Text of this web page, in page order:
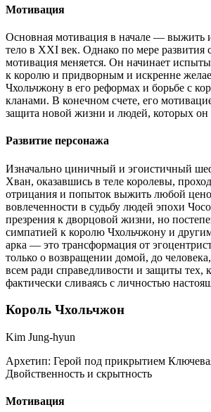
Мотивация
Основная мотивация в начале — выжить
тело в XXI век. Однако по мере развития
мотивация меняется. Он начинает
к королю и придворным и искренне
Чхольчжону в его реформах и борьбе с
кланами. В конечном счете, его
защита новой жизни и людей, которых
Развитие персонажа
Изначально циничный и эгоистичный
Хван, оказавшись в теле королевы,
отрицания и попыток выжить любой
вовлеченности в судьбу людей эпохи
презрения к дворцовой жизни, но
симпатией к королю Чхольчжону и
арка — это трансформация от
только о возвращении домой, до
всем ради справедливости и защиты тех,
фактически сливаясь с личностью
Король Чхольчжон
Kim Jung-hyun
Архетип: Герой под прикрытием
Двойственность и скрытность
Мотивация